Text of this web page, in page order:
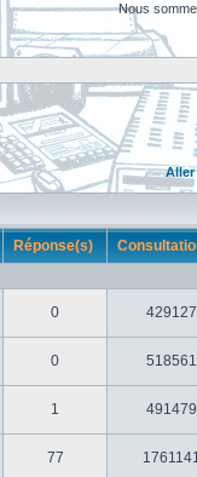
Nous
Aller
Réponse(s)
0 429127
0 518561
1 491479
77